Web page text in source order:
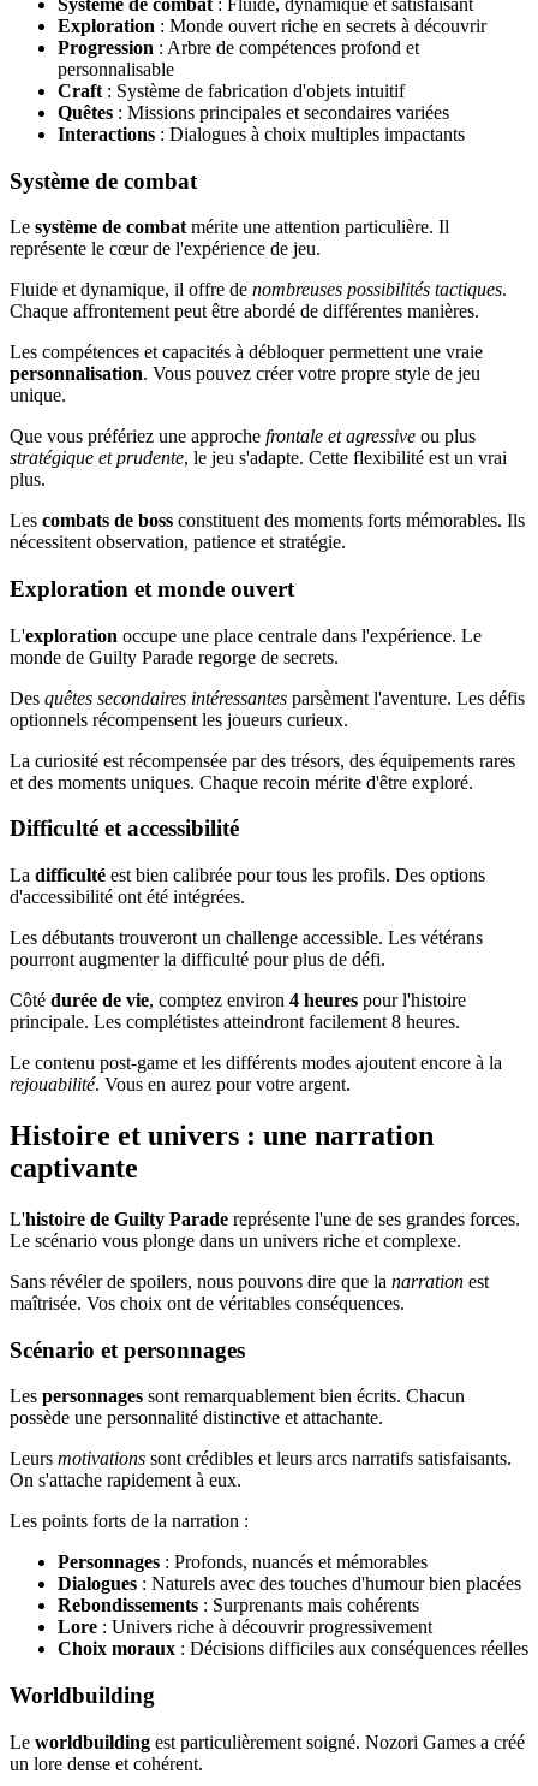
Exploration : Monde ouvert riche en secrets à découvrir
Progression : Arbre de compétences profond et
personnalisable
Craft : Système de fabrication d'objets intuitif
Quêtes : Missions principales et secondaires variées
Interactions : Dialogues à choix multiples impactants
Système de combat
Le système de combat mérite une attention particulière. Il
représente le cœur de l'expérience de jeu.
Fluide et dynamique, il offre de nombreuses possibilités tactiques.
Chaque affrontement peut être abordé de différentes manières.
Les compétences et capacités à débloquer permettent une vraie
personnalisation. Vous pouvez créer votre propre style de jeu
unique.
Que vous préfériez une approche frontale et agressive ou plus
stratégique et prudente, le jeu s'adapte. Cette flexibilité est un vrai
plus.
Les combats de boss constituent des moments forts mémorables. Ils
nécessitent observation, patience et stratégie.
Exploration et monde ouvert
L'exploration occupe une place centrale dans l'expérience. Le
monde de Guilty Parade regorge de secrets.
Des quêtes secondaires intéressantes parsèment l'aventure. Les défis
optionnels récompensent les joueurs curieux.
La curiosité est récompensée par des trésors, des équipements rares
et des moments uniques. Chaque recoin mérite d'être exploré.
Difficulté et accessibilité
La difficulté est bien calibrée pour tous les profils. Des options
d'accessibilité ont été intégrées.
Les débutants trouveront un challenge accessible. Les vétérans
pourront augmenter la difficulté pour plus de défi.
Côté durée de vie, comptez environ 4 heures pour l'histoire
principale. Les complétistes atteindront facilement 8 heures.
Le contenu post-game et les différents modes ajoutent encore à la
rejouabilité. Vous en aurez pour votre argent.
Histoire et univers : une narration
captivante
L'histoire de Guilty Parade représente l'une de ses grandes forces.
Le scénario vous plonge dans un univers riche et complexe.
Sans révéler de spoilers, nous pouvons dire que la narration est
maîtrisée. Vos choix ont de véritables conséquences.
Scénario et personnages
Les personnages sont remarquablement bien écrits. Chacun
possède une personnalité distinctive et attachante.
Leurs motivations sont crédibles et leurs arcs narratifs satisfaisants.
On s'attache rapidement à eux.
Les points forts de la narration :
Personnages : Profonds, nuancés et mémorables
Dialogues : Naturels avec des touches d'humour bien placées
Rebondissements : Surprenants mais cohérents
Lore : Univers riche à découvrir progressivement
Choix moraux : Décisions difficiles aux conséquences réelles
Worldbuilding
Le worldbuilding est particulièrement soigné. Nozori Games a créé
un lore dense et cohérent.